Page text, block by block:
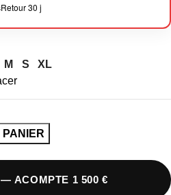
Retour 30 j
M S
XL
— ACOMPTE 1 500 €